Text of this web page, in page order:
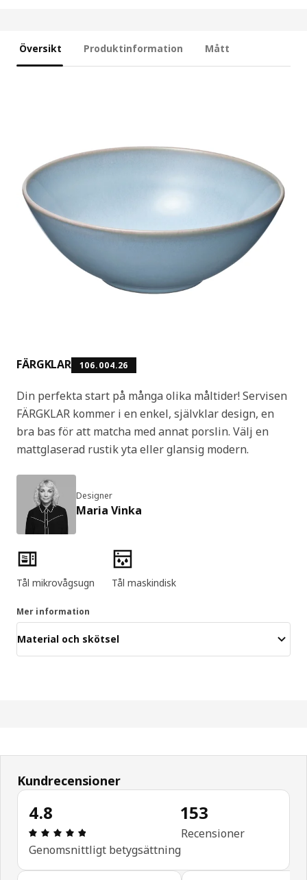
Översikt Produktinformation Mått
FÄRGKLAR 106.004.26
Din perfekta start på många olika måltider! Servisen
FÄRGKLAR kommer i en enkel, självklar design, en
bra bas för att matcha med annat porslin. Välj en
mattglaserad rustik yta eller glansig modern.
Designer
Maria Vinka
Produktens egenskaper
Tål mikrovågsugn Tål maskindisk
Mer information
Material och skötsel
Kundrecensioner
4.8
Recension: 4.8 utav 5 stjärnor. Totalt antal
Genomsnittligt betygsättning
153
Recensioner
Hoppa över